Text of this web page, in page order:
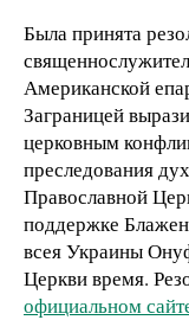
Была принята
Американской
Заграницей
церковным
преследования
Православной
поддержке
всея Украины
Церкви время.
официальном